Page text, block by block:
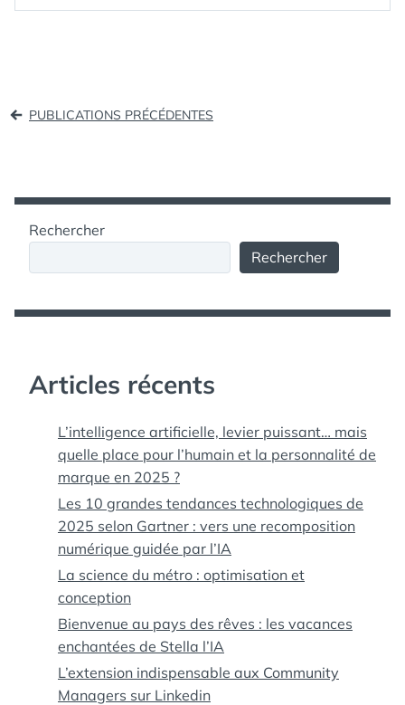
ASTUCES
DE
Navigation
PUBLICATIONS PRÉCÉDENTES
Rechercher
Rechercher
Articles récents
L’intelligence artificielle, levier puissant… mais
quelle place pour l’humain et la personnalité de
marque en 2025 ?
Les 10 grandes tendances technologiques de
2025 selon Gartner : vers une recomposition
numérique guidée par l’IA
La science du métro : optimisation et
conception
Bienvenue au pays des rêves : les vacances
enchantées de Stella l’IA
L’extension indispensable aux Community
Managers sur Linkedin